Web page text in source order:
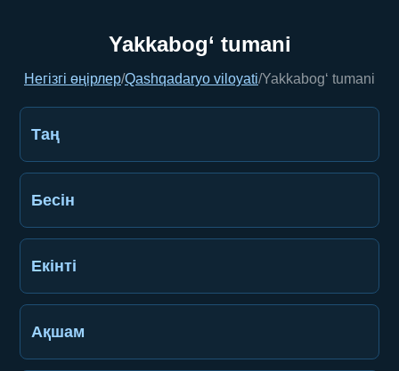
Yakkabog‘ tumani
Негізгі өңірлер/Qashqadaryo viloyati/Yakkabog‘ tumani
Таң
Бесін
Екінті
Ақшам